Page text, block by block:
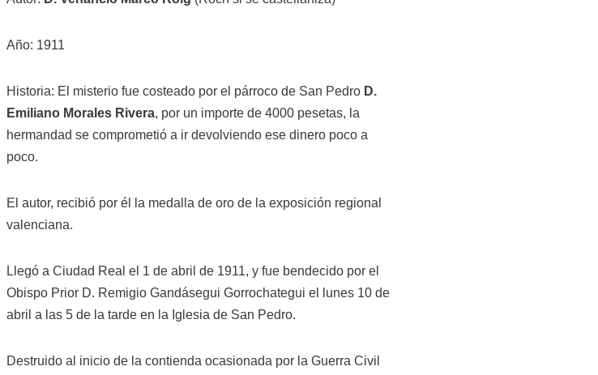
Año: 1911
Historia: El misterio fue costeado por el párroco de San Pedro D.
Emiliano Morales Rivera, por un importe de 4000 pesetas, la
hermandad se comprometió a ir devolviendo ese dinero poco a
poco.
El autor, recibió por él la medalla de oro de la exposición regional
valenciana.
Llegó a Ciudad Real el 1 de abril de 1911, y fue bendecido por el
Obispo Prior D. Remigio Gandásegui Gorrochategui el lunes 10 de
abril a las 5 de la tarde en la Iglesia de San Pedro.
Destruido al inicio de la contienda ocasionada por la Guerra Civil